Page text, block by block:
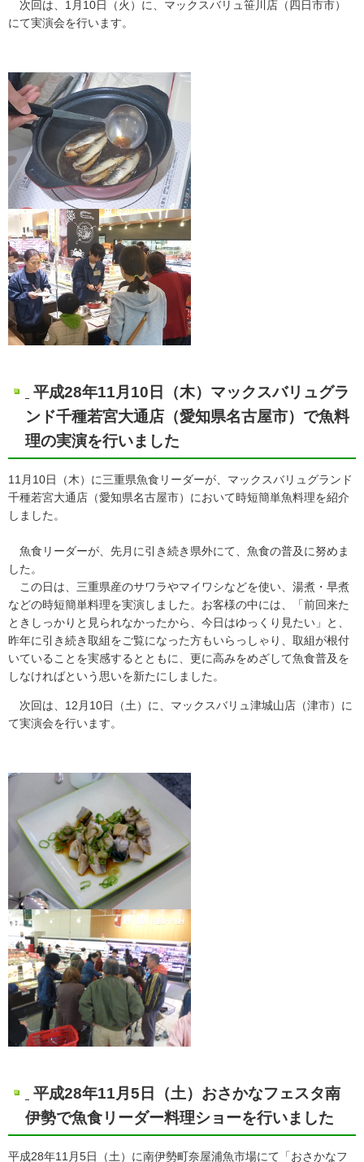
次回は、1月10日（火）に、マックスバリュ笹川店（四日市市）
にて実演会を行います。
平成28年11月10日（木）マックスバリュグラ
ンド千種若宮大通店（愛知県名古屋市）で魚料
理の実演を行いました
11月10日（木）に三重県魚食リーダーが、マックスバリュグランド
千種若宮大通店（愛知県名古屋市）において時短簡単魚料理を紹介
しました。
魚食リーダーが、先月に引き続き県外にて、魚食の普及に努めま
した。
この日は、三重県産のサワラやマイワシなどを使い、湯煮・早煮
などの時短簡単料理を実演しました。お客様の中には、「前回来た
ときしっかりと見られなかったから、今日はゆっくり見たい」と、
昨年に引き続き取組をご覧になった方もいらっしゃり、取組が根付
いていることを実感するとともに、更に高みをめざして魚食普及を
しなければという思いを新たにしました。
次回は、12月10日（土）に、マックスバリュ津城山店（津市）に
て実演会を行います。
平成28年11月5日（土）おさかなフェスタ南
伊勢で魚食リーダー料理ショーを行いました
平成28年11月5日（土）に南伊勢町奈屋浦魚市場にて「おさかなフ